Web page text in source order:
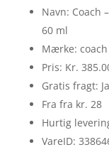
Navn: Coach
60 ml
Mærke: coach
Pris: Kr.
Gratis fragt:
Fra fra kr. 28
Hurtig
VareID: